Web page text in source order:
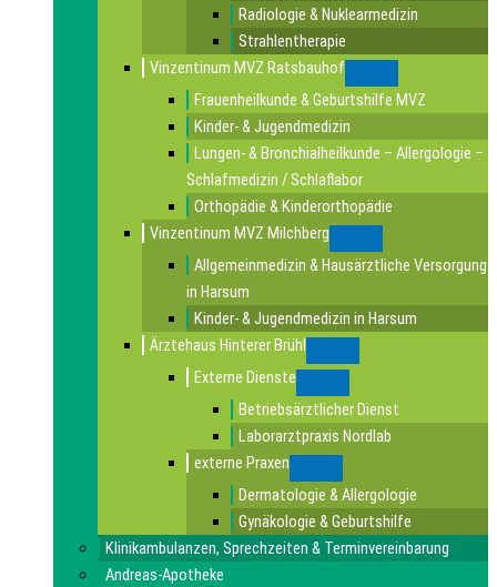
Radiologie & Nuklearmedizin
Strahlentherapie
Vinzentinum MVZ Ratsbauhof
Frauenheilkunde & Geburtshilfe MVZ
Kinder- & Jugendmedizin
Lungen- & Bronchialheilkunde – Allergologie –
Schlafmedizin / Schlaflabor
Orthopädie & Kinderorthopädie
Vinzentinum MVZ Milchberg
Allgemeinmedizin & Hausärztliche Versorgung
in Harsum
Kinder- & Jugendmedizin in Harsum
Ärztehaus Hinterer Brühl
Externe Dienste
Betriebsärztlicher Dienst
Laborarztpraxis Nordlab
externe Praxen
Dermatologie & Allergologie
Gynäkologie & Geburtshilfe
Klinikambulanzen, Sprechzeiten & Terminvereinbarung
Andreas-Apotheke